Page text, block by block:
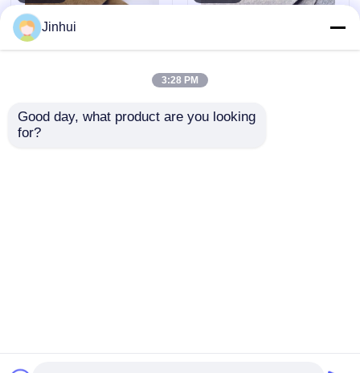
Futter, Obermaterial
und so weiter.
Jinhui
3:28 PM
Good day, what product are you looking
for?